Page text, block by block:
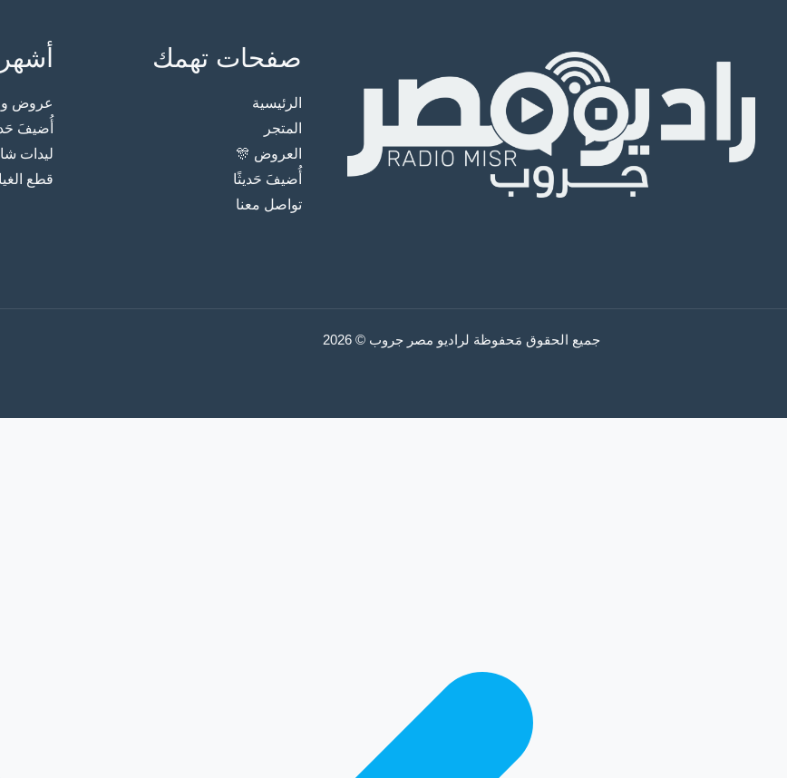
صفحات تهمك
الرئيسية
المتجر
العروض 🎊
أُضيفَ حَديثًا
تواصل معنا
عروض
أُضيفَ
ليدات
قطع
جميع الحقوق مَحفوظة لراديو مصر جروب © 2026